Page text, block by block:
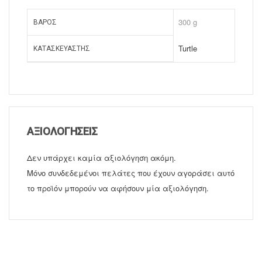
ΒΆΡΟΣ 300 g
ΚΑΤΑΣΚΕΥΑΣΤΉΣ Turtle
ΑΞΙΟΛΟΓΉΣΕΙΣ
Δεν υπάρχει καμία αξιολόγηση ακόμη.
Μόνο συνδεδεμένοι πελάτες που έχουν αγοράσει αυτό
το προϊόν μπορούν να αφήσουν μία αξιολόγηση.